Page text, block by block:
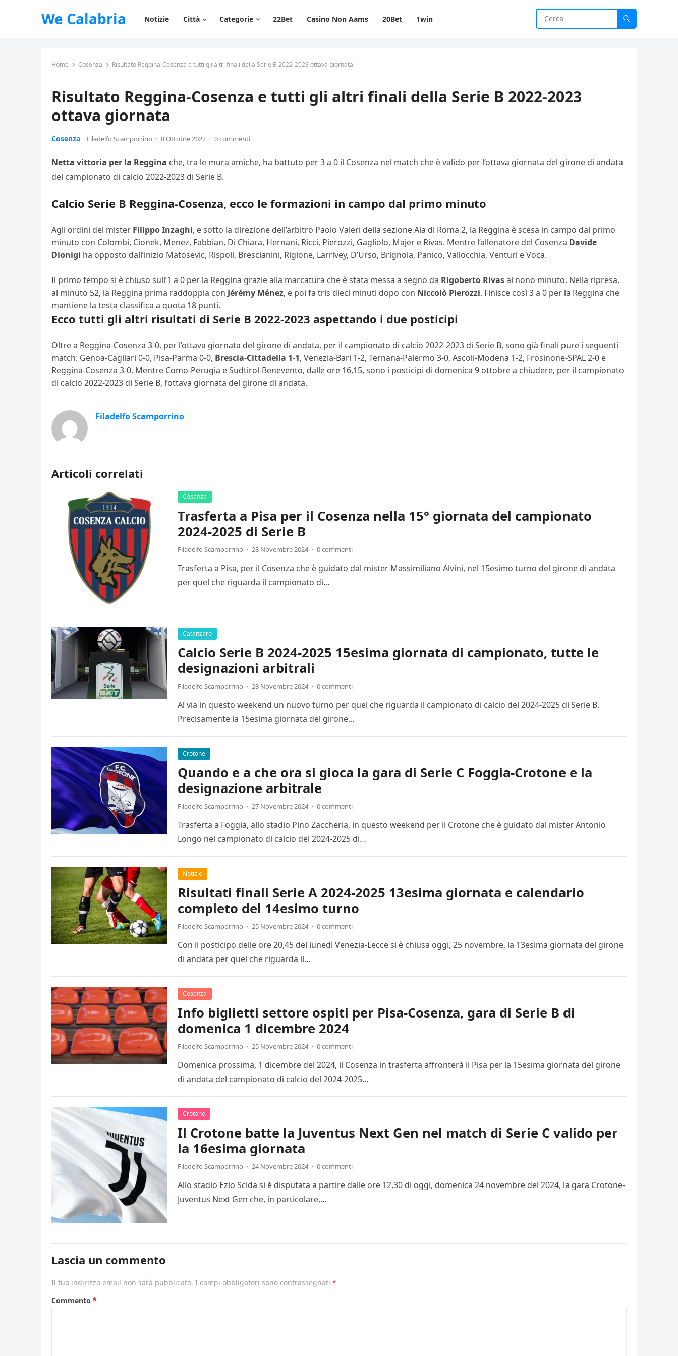
We Calabria Notizie Città Categorie 22Bet Casino Non Aams 20Bet 1win
Home Cosenza Risultato Reggina-Cosenza e tutti gli altri finali della Serie B 2022-2023 ottava giornata
Risultato Reggina-Cosenza e tutti gli altri finali della Serie B 2022-2023
ottava giornata
Cosenza Filadelfo Scamporrino · 8 Ottobre 2022 · 0 commenti
Netta vittoria per la Reggina che, tra le mura amiche, ha battuto per 3 a 0 il Cosenza nel match che è valido per l’ottava giornata del girone di andata
del campionato di calcio 2022-2023 di Serie B.
Calcio Serie B Reggina-Cosenza, ecco le formazioni in campo dal primo minuto
Agli ordini del mister Filippo Inzaghi, e sotto la direzione dell’arbitro Paolo Valeri della sezione Aia di Roma 2, la Reggina è scesa in campo dal primo
minuto con Colombi, Cionek, Menez, Fabbian, Di Chiara, Hernani, Ricci, Pierozzi, Gagliolo, Majer e Rivas. Mentre l’allenatore del Cosenza Davide
Dionigi ha opposto dall’inizio Matosevic, Rispoli, Brescianini, Rigione, Larrivey, D’Urso, Brignola, Panico, Vallocchia, Venturi e Voca.
Il primo tempo si è chiuso sull’1 a 0 per la Reggina grazie alla marcatura che è stata messa a segno da Rigoberto Rivasal nono minuto. Nella ripresa,
al minuto 52, la Reggina prima raddoppia con Jérémy Ménez, e poi fa tris dieci minuti dopo con Niccolò Pierozzi. Finisce così 3 a 0 per la Reggina che
mantiene la testa classifica a quota 18 punti.
Ecco tutti gli altri risultati di Serie B 2022-2023 aspettando i due posticipi
Oltre a Reggina-Cosenza 3-0, per l’ottava giornata del girone di andata, per il campionato di calcio 2022-2023 di Serie B, sono già finali pure i seguenti
match: Genoa-Cagliari 0-0, Pisa-Parma 0-0, Brescia-Cittadella 1-1, Venezia-Bari 1-2, Ternana-Palermo 3-0, Ascoli-Modena 1-2, Frosinone-SPAL 2-0 e
Reggina-Cosenza 3-0. Mentre Como-Perugia e Sudtirol-Benevento, dalle ore 16,15, sono i posticipi di domenica 9 ottobre a chiudere, per il campionato
di calcio 2022-2023 di Serie B, l’ottava giornata del girone di andata.
Filadelfo Scamporrino
Articoli correlati
Cosenza
Trasferta a Pisa per il Cosenza nella 15° giornata del campionato
2024-2025 di Serie B
Filadelfo Scamporrino · 28 Novembre 2024 · 0 commenti
Trasferta a Pisa, per il Cosenza che è guidato dal mister Massimiliano Alvini, nel 15esimo turno del girone di andata
per quel che riguarda il campionato di…
Catanzaro
Calcio Serie B 2024-2025 15esima giornata di campionato, tutte le
designazioni arbitrali
Filadelfo Scamporrino · 28 Novembre 2024 · 0 commenti
Al via in questo weekend un nuovo turno per quel che riguarda il campionato di calcio del 2024-2025 di Serie B.
Precisamente la 15esima giornata del girone…
Crotone
Quando e a che ora si gioca la gara di Serie C Foggia-Crotone e la
designazione arbitrale
Filadelfo Scamporrino · 27 Novembre 2024 · 0 commenti
Trasferta a Foggia, allo stadio Pino Zaccheria, in questo weekend per il Crotone che è guidato dal mister Antonio
Longo nel campionato di calcio del 2024-2025 di…
Notizie
Risultati finali Serie A 2024-2025 13esima giornata e calendario
completo del 14esimo turno
Filadelfo Scamporrino · 25 Novembre 2024 · 0 commenti
Con il posticipo delle ore 20,45 del lunedì Venezia-Lecce si è chiusa oggi, 25 novembre, la 13esima giornata del girone
di andata per quel che riguarda il…
Cosenza
Info biglietti settore ospiti per Pisa-Cosenza, gara di Serie B di
domenica 1 dicembre 2024
Filadelfo Scamporrino · 25 Novembre 2024 · 0 commenti
Domenica prossima, 1 dicembre del 2024, il Cosenza in trasferta affronterà il Pisa per la 15esima giornata del girone
di andata del campionato di calcio del 2024-2025…
Crotone
Il Crotone batte la Juventus Next Gen nel match di Serie C valido per
la 16esima giornata
Filadelfo Scamporrino · 24 Novembre 2024 · 0 commenti
Allo stadio Ezio Scida si è disputata a partire dalle ore 12,30 di oggi, domenica 24 novembre del 2024, la gara Crotone-
Juventus Next Gen che, in particolare,…
Lascia un commento
Il tuo indirizzo email non sarà pubblicato. I campi obbligatori sono contrassegnati *
Commento *